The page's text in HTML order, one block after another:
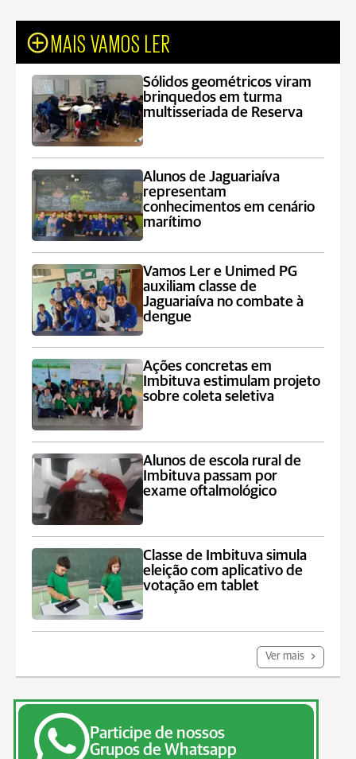
MAIS VAMOS LER
Sólidos geométricos viram
brinquedos em turma
multisseriada de Reserva
Alunos de Jaguariaíva
representam
conhecimentos em cenário
marítimo
Vamos Ler e Unimed PG
auxiliam classe de
Jaguariaíva no combate à
dengue
Ações concretas em
Imbituva estimulam projeto
sobre coleta seletiva
Alunos de escola rural de
Imbituva passam por
exame oftalmológico
Classe de Imbituva simula
eleição com aplicativo de
votação em tablet
Ver mais
Participe de nossos
Grupos de Whatsapp